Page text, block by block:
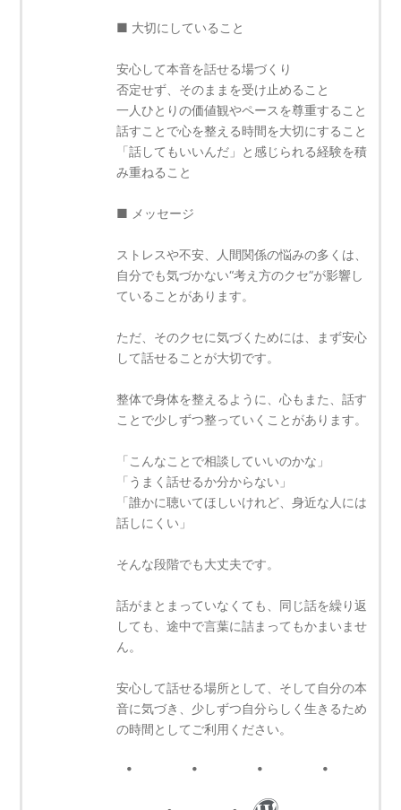
■ 大切にしていること
安心して本音を話せる場づくり
否定せず、そのままを受け止めること
一人ひとりの価値観やペースを尊重すること
話すことで心を整える時間を大切にすること
「話してもいいんだ」と感じられる経験を積
み重ねること
■ メッセージ
ストレスや不安、人間関係の悩みの多くは、
自分でも気づかない“考え方のクセ”が影響し
ていることがあります。
ただ、そのクセに気づくためには、まず安心
して話せることが大切です。
整体で身体を整えるように、心もまた、話す
ことで少しずつ整っていくことがあります。
「こんなことで相談していいのかな」
「うまく話せるか分からない」
「誰かに聴いてほしいけれど、身近な人には
話しにくい」
そんな段階でも大丈夫です。
話がまとまっていなくても、同じ話を繰り返
しても、途中で言葉に詰まってもかまいませ
ん。
安心して話せる場所として、そして自分の本
音に気づき、少しずつ自分らしく生きるため
の時間としてご利用ください。